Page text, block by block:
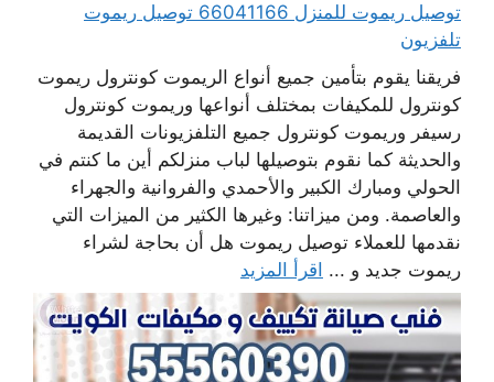
توصيل ريموت للمنزل 66041166 توصيل ريموت
تلفزيون
فريقنا يقوم بتأمين جميع أنواع الريموت كونترول ريموت
كونترول للمكيفات بمختلف أنواعها وريموت كونترول
رسيفر وريموت كونترول جميع التلفزيونات القديمة
والحديثة كما نقوم بتوصيلها لباب منزلكم أين ما كنتم في
الحولي ومبارك الكبير والأحمدي والفروانية والجهراء
والعاصمة. ومن ميزاتنا: وغيرها الكثير من الميزات التي
نقدمها للعملاء توصيل ريموت هل أن بحاجة لشراء
ريموت جديد و ... اقرأ المزيد